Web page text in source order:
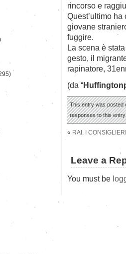
rincorso e
Quest’ultimo
giovane
fuggire.
La scena è
gesto, il
rapinatore,
(da “
This entry was posted
responses to this
« RAI, I
Leave a
You must be